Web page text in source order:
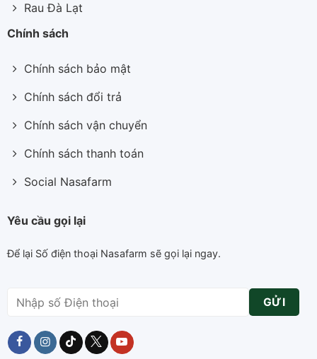
Rau Đà Lạt
Chính sách
Chính sách bảo mật
Chính sách đổi trả
Chính sách vận chuyển
Chính sách thanh toán
Social Nasafarm
Yêu cầu gọi lại
Để lại Số điện thoại Nasafarm sẽ gọi lại ngay.